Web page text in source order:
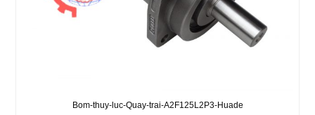
Bom-thuy-luc-Quay-trai-A2F125L2P3-Huade